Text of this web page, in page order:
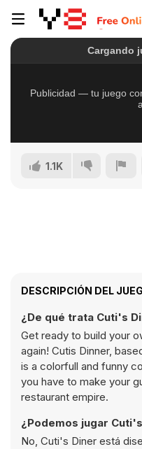
1.1K
DESCRIPCIÓN DEL
¿De qué trata Cuti's
Get ready to build your
again! Cutis Dinner,
is a colorfull and funny
you have to make your
restaurant empire.
¿Podemos jugar
No, Cuti's Diner está